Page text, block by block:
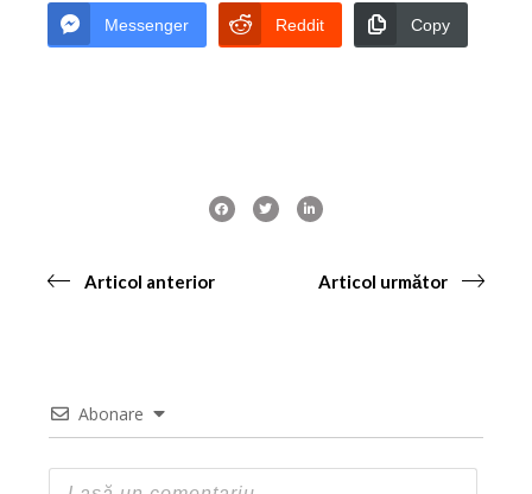
Messenger Reddit Copy
Articol anterior Articol următor
Abonare